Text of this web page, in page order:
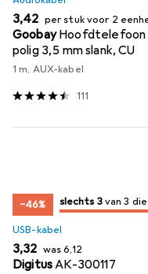
EUR
3,42 per stuk voor 2
Goobay Hoofdtelefoon
polig 3,5 mm slank, CU
1 m, AUX-kabel
111
−46% 3 / 3
3 / 3 te koop zijn
slechts 3 van 3
USB-kabel
EUR
3,32 wasEUR
6,12
DigitusAK-300117